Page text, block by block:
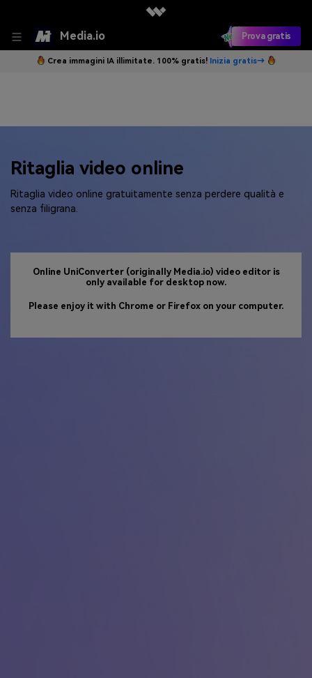
Media.io Prova gratis
Crea immagini IA illimitate. 100% gratis! Inizia gratis→
Ritaglia video online
Ritaglia video online gratuitamente senza perdere qualità e
senza filigrana.
Online UniConverter (originally Media.io) video editor is
only available for desktop now.
Please enjoy it with Chrome or Firefox on your computer.